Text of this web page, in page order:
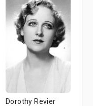
Dorothy Revier